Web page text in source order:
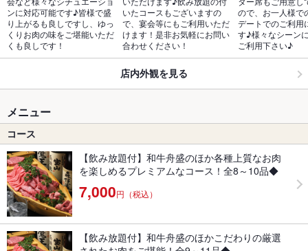
ンに対応可能です♪皆様で盛
り上がるも良しですし、ゆっ
くりお肉の味をご堪能いただ
くも良しです！
いたコースもございますの
で、宴会等にもご利用いただ
けます！是非お気軽にお問い
合わせください！
ので、お一人様で
デートでのご利用
す♪様々なシーン
ご利用下さい♪
店内外観を見る
メニュー
コース
【飲み放題付】和牛舟盛のほか各種上質なお肉
を楽しめるプレミアムなコース！全8～10品◆
7,000円（税込）
【飲み放題付】和牛舟盛のほかこだわりの厳選